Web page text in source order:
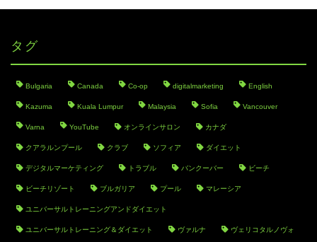
タグ
Bulgaria Canada Co-op digitalmarketing English
Kazuma Kuala Lumpur Malaysia Sofia Vancouver
Varna YouTube オンラインサロン カナダ
クアラルンプール クラブ ソフィア ダイエット
デジタルマーケティング トラブル バンクーバー ビーチ
ビーチリゾート ブルガリア プール マレーシア
ユニバーサルトレーニングアンドダイエット
ユニバーサルトレーニング＆ダイエット ヴァルナ ヴェリコタルノヴォ